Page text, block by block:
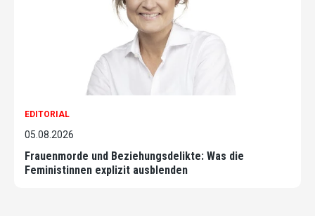
EDITORIAL
05.08.2026
Frauenmorde und Beziehungsdelikte: Was die
Feministinnen explizit ausblenden